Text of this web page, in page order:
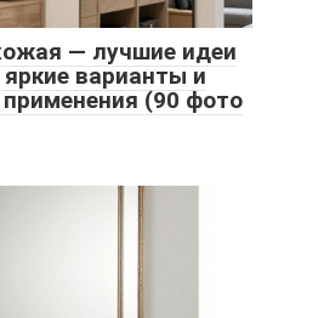
— лучшие идеи
варианты и
(90 фото